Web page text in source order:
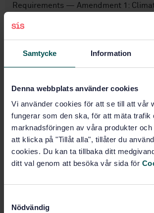
Samtycke Information
Denna webbplats använder cookies
Vi använder cookies för att se till att vår
fungerar som den ska, för att mäta trafik
marknadsföringen av våra produkter
att klicka på "Tillåt alla", tillåter du
cookies. Du kan ta tillbaka ditt
ditt val genom att besöka vår sida för
Nödvändig
Requirements — Amendment 1:
Subscribe on
PDF
Product information
Language: English
Article no: